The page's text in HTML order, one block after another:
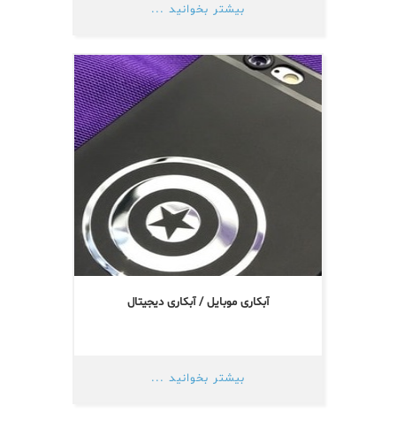
بیشتر بخوانید ...
آبکاری موبایل / آبکاری دیجیتال
بیشتر بخوانید ...